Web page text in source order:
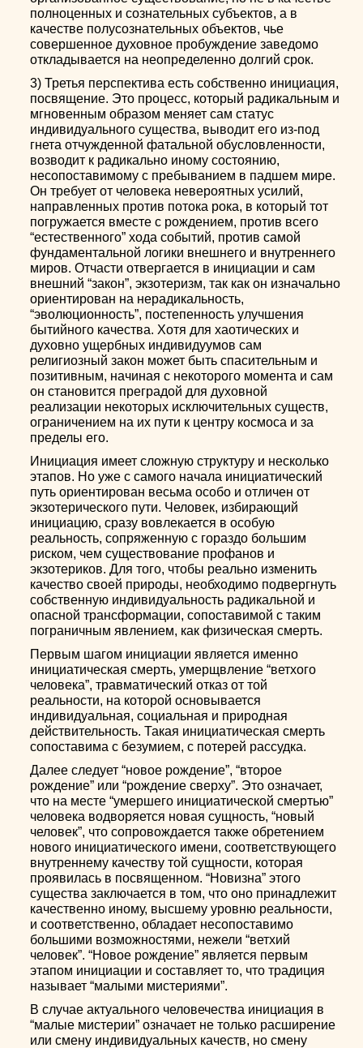
полноценных и сознательных субъектов, а в
качестве полусознательных объектов, чье
совершенное духовное пробуждение заведомо
откладывается на неопределенно долгий срок.
3) Третья перспектива есть собственно инициация,
посвящение. Это процесс, который радикальным и
мгновенным образом меняет сам статус
индивидуального существа, выводит его из-под
гнета отчужденной фатальной обусловленности,
возводит к радикально иному состоянию,
несопоставимому с пребыванием в падшем мире.
Он требует от человека невероятных усилий,
направленных против потока рока, в который тот
погружается вместе с рождением, против всего
“естественного” хода событий, против самой
фундаментальной логики внешнего и внутреннего
миров. Отчасти отвергается в инициации и сам
внешний “закон”, экзотеризм, так как он изначально
ориентирован на нерадикальность,
“эволюционность”, постепенность улучшения
бытийного качества. Хотя для хаотических и
духовно ущербных индивидуумов сам
религиозный закон может быть спасительным и
позитивным, начиная с некоторого момента и сам
он становится преградой для духовной
реализации некоторых исключительных существ,
ограничением на их пути к центру космоса и за
пределы его.
Инициация имеет сложную структуру и несколько
этапов. Но уже с самого начала инициатический
путь ориентирован весьма особо и отличен от
экзотерического пути. Человек, избирающий
инициацию, сразу вовлекается в особую
реальность, сопряженную с гораздо большим
риском, чем существование профанов и
экзотериков. Для того, чтобы реально изменить
качество своей природы, необходимо подвергнуть
собственную индивидуальность радикальной и
опасной трансформации, сопоставимой с таким
пограничным явлением, как физическая смерть.
Первым шагом инициации является именно
инициатическая смерть, умерщвление “ветхого
человека”, травматический отказ от той
реальности, на которой основывается
индивидуальная, социальная и природная
действительность. Такая инициатическая смерть
сопоставима с безумием, с потерей рассудка.
Далее следует “новое рождение”, “второе
рождение” или “рождение сверху”. Это означает,
что на месте “умершего инициатической смертью”
человека водворяется новая сущность, “новый
человек”, что сопровождается также обретением
нового инициатического имени, соответствующего
внутреннему качеству той сущности, которая
проявилась в посвященном. “Новизна” этого
существа заключается в том, что оно принадлежит
качественно иному, высшему уровню реальности,
и соответственно, обладает несопоставимо
большими возможностями, нежели “ветхий
человек”. “Новое рождение” является первым
этапом инициации и составляет то, что традиция
называет “малыми мистериями”.
В случае актуального человечества инициация в
“малые мистерии” означает не только расширение
или смену индивидуальных качеств, но смену